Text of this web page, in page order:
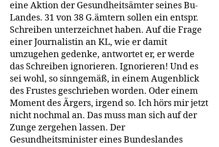
eine Aktion der Gesundheitsämter seines Bu-
Landes. 31 von 38 G.ämtern sollen ein entspr.
Schreiben unterzeichnet haben. Auf die Frage
einer Journalistin an KL, wie er damit
umzugehen gedenke, antwortet er, er werde
das Schreiben ignorieren. Ignorieren! Und es
sei wohl, so sinngemäß, in einem Augenblick
des Frustes geschrieben worden. Oder einem
Moment des Ärgers, irgend so. Ich hörs mir jetzt
nicht nochmal an. Das muss man sich auf der
Zunge zergehen lassen. Der
Gesundheitsminister eines Bundeslandes